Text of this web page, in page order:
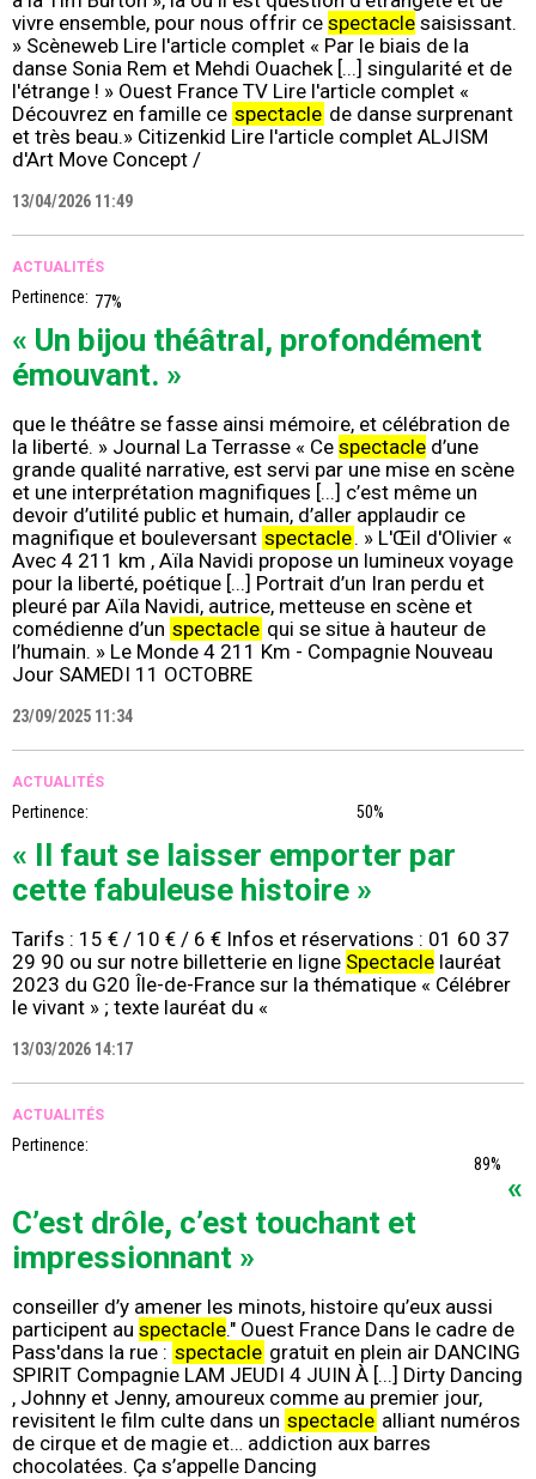
vivre ensemble, pour nous offrir ce spectacle saisissant.
» Scèneweb Lire l'article complet « Par le biais de la
danse Sonia Rem et Mehdi Ouachek [...] singularité et de
l'étrange ! » Ouest France TV Lire l'article complet «
Découvrez en famille ce spectacle de danse surprenant
et très beau.» Citizenkid Lire l'article complet ALJISM
d'Art Move Concept /
13/04/2026 11:49
ACTUALITÉS
Pertinence: 77%
« Un bijou théâtral, profondément
émouvant. »
que le théâtre se fasse ainsi mémoire, et célébration de
la liberté. » Journal La Terrasse « Ce spectacle d’une
grande qualité narrative, est servi par une mise en scène
et une interprétation magnifiques [...] c’est même un
devoir d’utilité public et humain, d’aller applaudir ce
magnifique et bouleversant spectacle. » L'Œil d'Olivier «
Avec 4 211 km , Aïla Navidi propose un lumineux voyage
pour la liberté, poétique [...] Portrait d’un Iran perdu et
pleuré par Aïla Navidi, autrice, metteuse en scène et
comédienne d’un spectacle qui se situe à hauteur de
l’humain. » Le Monde 4 211 Km - Compagnie Nouveau
Jour SAMEDI 11 OCTOBRE
23/09/2025 11:34
ACTUALITÉS
Pertinence: 50%
« Il faut se laisser emporter par
cette fabuleuse histoire »
Tarifs : 15 € / 10 € / 6 € Infos et réservations : 01 60 37
29 90 ou sur notre billetterie en ligne Spectacle lauréat
2023 du G20 Île-de-France sur la thématique « Célébrer
le vivant » ; texte lauréat du «
13/03/2026 14:17
ACTUALITÉS
Pertinence:
89%
«
C’est drôle, c’est touchant et
impressionnant »
conseiller d’y amener les minots, histoire qu’eux aussi
participent au spectacle." Ouest France Dans le cadre de
Pass'dans la rue : spectacle gratuit en plein air DANCING
SPIRIT Compagnie LAM JEUDI 4 JUIN À [...] Dirty Dancing
, Johnny et Jenny, amoureux comme au premier jour,
revisitent le film culte dans un spectacle alliant numéros
de cirque et de magie et… addiction aux barres
chocolatées. Ça s’appelle Dancing